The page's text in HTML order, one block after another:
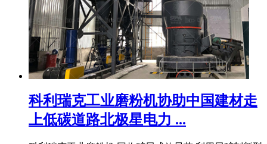
科利瑞克工业磨粉机协助中国建材走
上低碳道路北极星电力 ...